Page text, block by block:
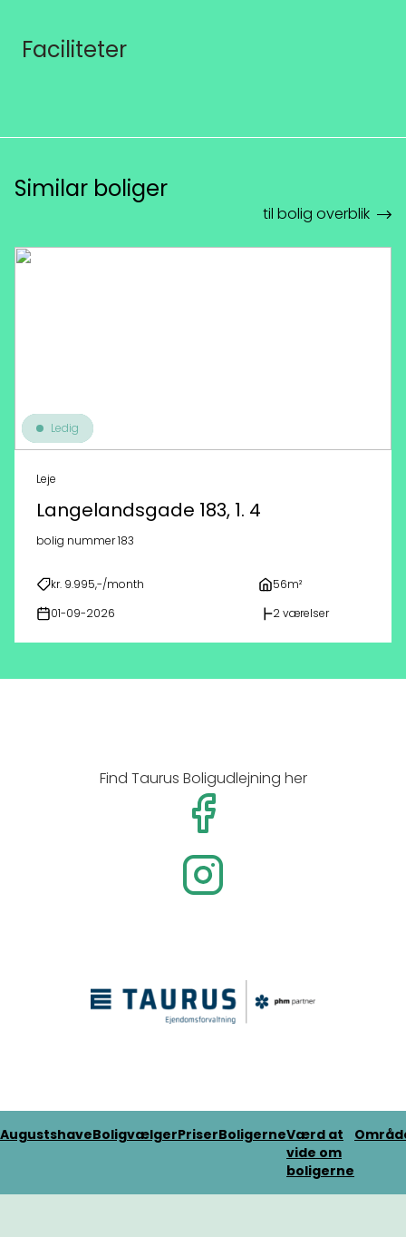
Faciliteter
Similar boliger
til bolig overblik
Ledig
Leje
Langelandsgade 183, 1. 4
bolig nummer 183
kr. 9.995,-/month 56m²
01-09-2026 2 værelser
Find Taurus Boligudlejning her
AugustshaveBoligvælgerPriserBoligerneVærd at
vide om
boligerne